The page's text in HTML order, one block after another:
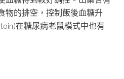
物的排空，控制飯後血糖升
在糖尿病老鼠模式中也有